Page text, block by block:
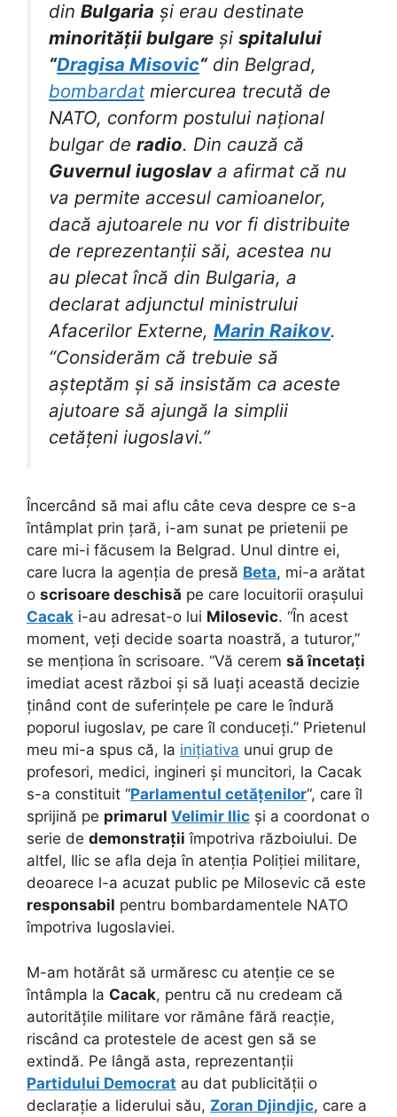
din Bulgaria și erau destinate
minorității bulgare și spitalului
“Dragisa Misovic“din Belgrad,
bombardatmiercurea trecută de
NATO, conform postului național
bulgar de radio. Din cauză că
Guvernul iugoslava afirmat că nu
va permite accesul camioanelor,
dacă ajutoarele nu vor fi distribuite
de reprezentanții săi, acestea nu
au plecat încă din Bulgaria, a
declarat adjunctul ministrului
Afacerilor Externe, Marin Raikov.
“Considerăm că trebuie să
așteptăm și să insistăm ca aceste
ajutoare să ajungă la simplii
cetățeni iugoslavi.”
Încercând să mai aflu câte ceva despre ce s-a
întâmplat prin țară, i-am sunat pe prietenii pe
care mi-i făcusem la Belgrad. Unul dintre ei,
care lucra la agenția de presă Beta, mi-a arătat
o scrisoare deschisă pe care locuitorii orașului
Cacak i-au adresat-o lui Milosevic. “În acest
moment, veți decide soarta noastră, a tuturor,”
se menționa în scrisoare. “Vă cerem să încetați
imediat acest război și să luați această decizie
ținând cont de suferințele pe care le îndură
poporul iugoslav, pe care îl conduceți.” Prietenul
meu mi-a spus că, la inițiativa unui grup de
profesori, medici, ingineri și muncitori, la Cacak
s-a constituit “Parlamentul cetățenilor“, care îl
sprijină pe primarul Velimir Ilic și a coordonat o
serie de demonstrații împotriva războiului. De
altfel, Ilic se afla deja în atenția Poliției militare,
deoarece l-a acuzat public pe Milosevic că este
responsabil pentru bombardamentele NATO
împotriva Iugoslaviei.
M-am hotărât să urmăresc cu atenție ce se
întâmpla la Cacak, pentru că nu credeam că
autoritățile militare vor rămâne fără reacție,
riscând ca protestele de acest gen să se
extindă. Pe lângă asta, reprezentanții
Partidului Democrat au dat publicității o
declarație a liderului său, Zoran Djindjic, care a